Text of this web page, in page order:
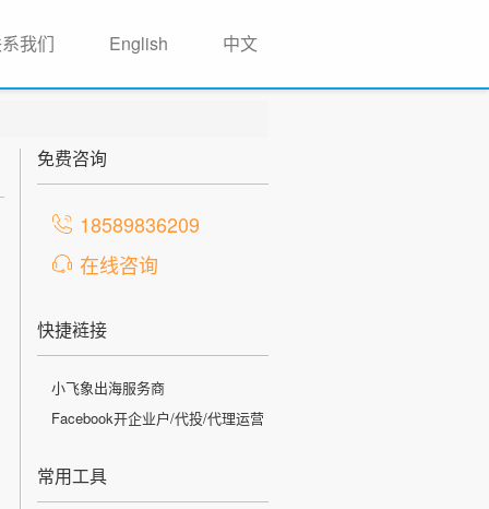
我们 English 中文
免费咨询
18589836209
在线咨询
快捷裢接
小飞象出海服务商
Facebook开企业户/代投/代理运营
常用工具